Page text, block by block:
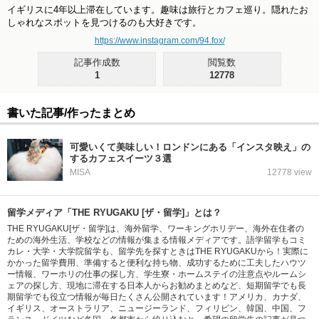
イギリスに4年以上滞在しています。趣味は旅行とカフェ巡り。隠れたお
しゃれなスポットを見つけるのも大好きです。
https://www.instagram.com/94.fox/
記事作成数
1
閲覧数
12778
書いた記事/作ったまとめ
可愛いくて美味しい！ロンドンにある「インスタ映え」の
するカフェスイーツ３選
MISA 12778 view
留学メディア「THE RYUGAKU [ザ・留学]」とは？
THE RYUGAKU[ザ・留学]は、海外留学、ワーキングホリデー、海外在住者の
ための海外生活、学校などの情報が集まる情報メディアです。語学留学もコミ
カレ・大学・大学院留学も、留学先を探すときはTHE RYUGAKUから！実際に
かかった留学費用、準備すると便利な持ち物、成功するために工夫したハウツ
ー情報、ワーホリの仕事の探し方、学生寮・ホームステイの注意点やルームシ
ェアの探し方、現地に滞在する日本人からお勧めまとめなど、短期留学でも長
期留学でも役立つ情報が毎日たくさん公開されています！アメリカ、カナダ、
イギリス、オーストラリア、ニュージーランド、フィリピン、韓国、中国、フ